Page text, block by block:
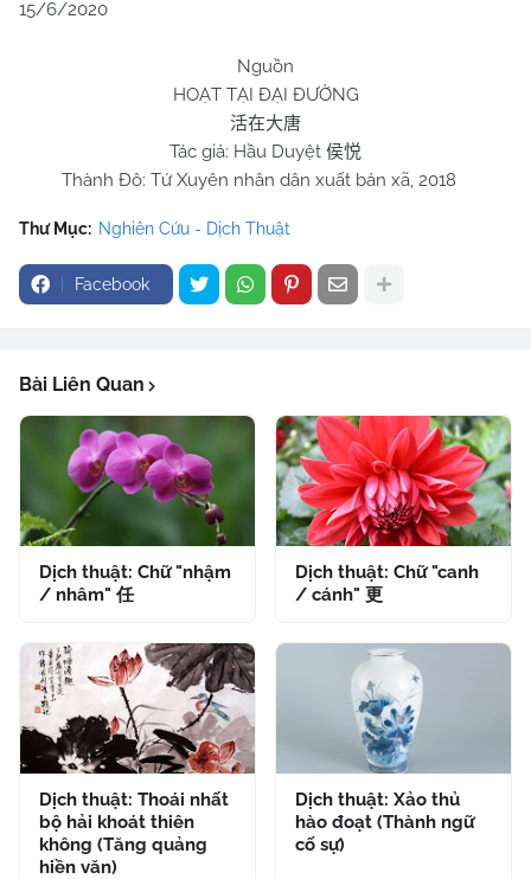
15/6/2020
Nguồn
HOẠT TẠI ĐẠI ĐƯỜNG
活在大唐
Tác giả: Hầu Duyệt 侯悦
Thành Đô: Tứ Xuyên nhân dân xuất bản xã, 2018
Thư Mục: Nghiên Cứu - Dịch Thuật
Facebook
Bài Liên Quan
Dịch thuật: Chữ "nhậm
/ nhâm" 任
Dịch thuật: Chữ "canh
/ cánh" 更
Dịch thuật: Thoái nhất
bộ hải khoát thiên
không (Tăng quảng
hiền văn)
Dịch thuật: Xảo thủ
hào đoạt (Thành ngữ
cố sự)